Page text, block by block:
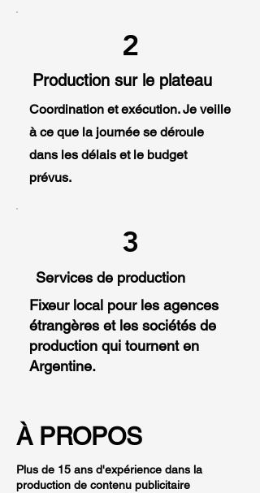
2
Production sur le plateau
Coordination et exécution. Je veille
à ce que la journée se déroule
dans les délais et le budget
prévus.
3
Services de production
Fixeur local pour les agences
étrangères et les sociétés de
production qui tournent en
Argentine.
À PROPOS
Plus de 15 ans d'expérience dans la
production de contenu publicitaire